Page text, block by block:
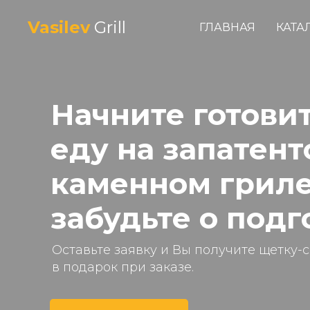
VasilevGrill ГЛАВНАЯ
Начните
еду на
каменном
забудьте о
Оставьте заявку и Вы получите
в подарок при заказе.